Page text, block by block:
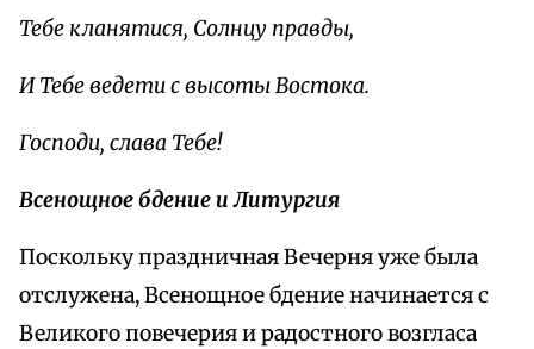
Тебе кланятися, Солнцу правды,
И Тебе ведети с высоты Востока.
Господи, слава Тебе!
Всенощное бдение и Литургия
Поскольку праздничная Вечерня уже была
отслужена, Всенощное бдение начинается с
Великого повечерия и радостного возгласа